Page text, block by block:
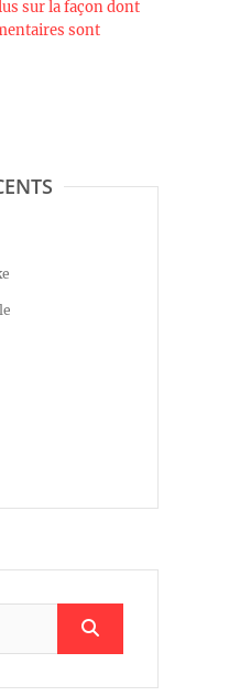
sur la façon dont
sont